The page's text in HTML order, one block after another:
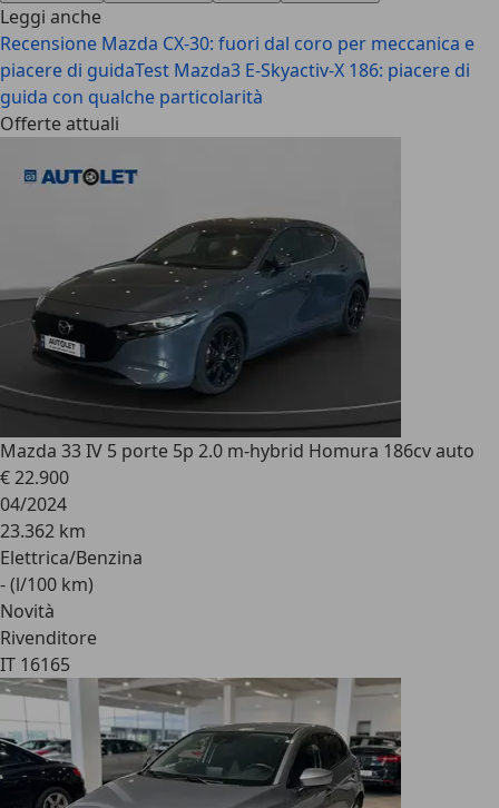
Leggi anche
Recensione Mazda CX-30: fuori dal coro per meccanica e
piacere di guidaTest Mazda3 E-Skyactiv-X 186: piacere di
guida con qualche particolarità
Offerte attuali
Mazda 33 IV 5 porte 5p 2.0 m-hybrid Homura 186cv auto
€ 22.900
04/2024
23.362 km
Elettrica/Benzina
- (l/100 km)
Novità
Rivenditore
IT 16165